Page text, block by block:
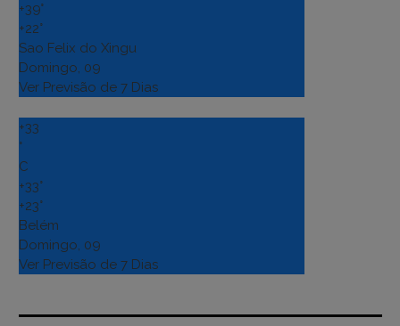
+39°
+22°
Sao Felix do Xingu
Domingo, 09
Ver Previsão de 7 Dias
+33
°
C
+33°
+23°
Belém
Domingo, 09
Ver Previsão de 7 Dias